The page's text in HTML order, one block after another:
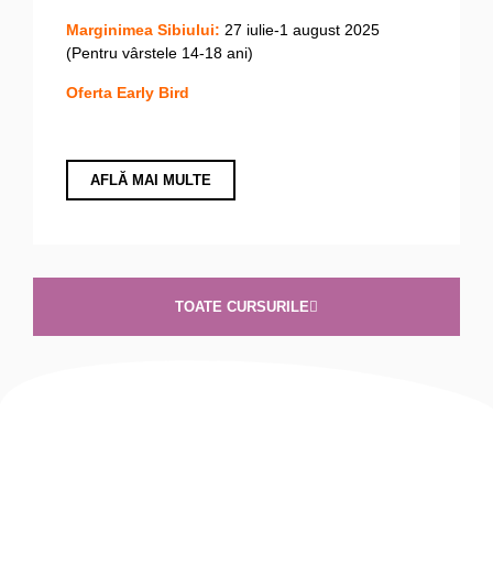
Marginimea Sibiului: 27 iulie-1 august 2025
(Pentru vârstele 14-18 ani)
Oferta Early Bird
AFLĂ MAI MULTE
TOATE CURSURILE